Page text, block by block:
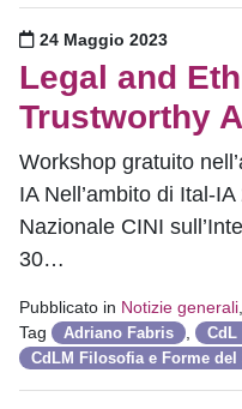
Pubblicato il
24 Maggio 2023
Legal and
Trustworthy
Workshop gratuito
IA Nell’ambito di Ital-
Nazionale CINI
30…
Pubblicato in Notizie generali
Tag
Adriano Fabris CdL
CdLM Filosofia e Forme del